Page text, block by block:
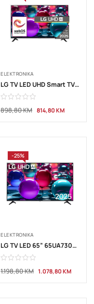
ELEKTRONIKA
LG TV LED UHD Smart TV 55” 55UA73003LA
898,80KM 814,80KM
-25%
ELEKTRONIKA
LG TV LED 65” 65UA73003LA
1.198,80KM 1.078,80KM